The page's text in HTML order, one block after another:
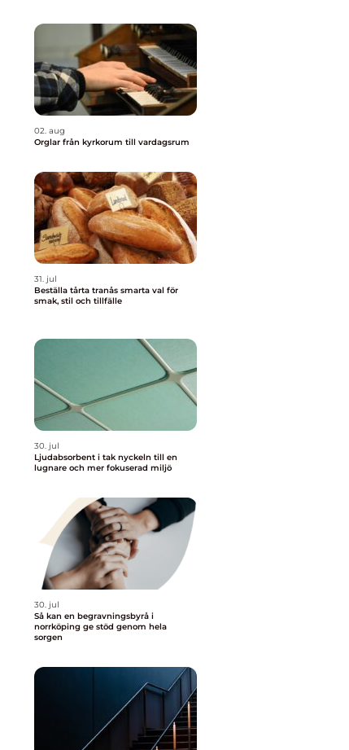
02. aug
Orglar från kyrkorum till vardagsrum
31. jul
Beställa tårta tranås smarta val för
smak, stil och tillfälle
30. jul
Ljudabsorbent i tak nyckeln till en
lugnare och mer fokuserad miljö
30. jul
Så kan en begravningsbyrå i
norrköping ge stöd genom hela
sorgen